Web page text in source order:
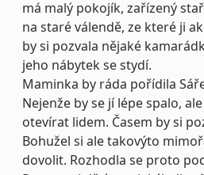
má malý pokojík, zařízený
na staré válendě, ze které ji
by si pozvala nějaké
jeho nábytek se stydí.
Maminka by ráda pořídila
Nejenže by se jí lépe spalo,
otevírat lidem. Časem by si
Bohužel si ale takovýto
dovolit. Rozhodla se proto